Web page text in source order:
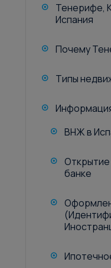
Тенерифе,
Испания
Почему
Типы
ВНЖ в
Открытие
банке